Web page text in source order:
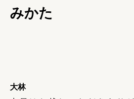
みかた
大林